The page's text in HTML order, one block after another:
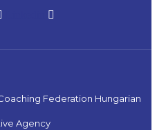
Federation Hungarian
Agency